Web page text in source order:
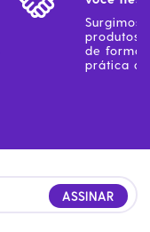
Surgimos
produtos
de forma
prática
ASSINAR